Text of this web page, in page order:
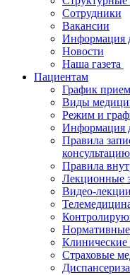
Сотрудники
Вакансии
Информация
Новости
​​Наша газета
Пациентам
График
Виды
Режим и
Информация
Правила
Правила
Лекционные
Видео-лекции
Клинические
Страховые